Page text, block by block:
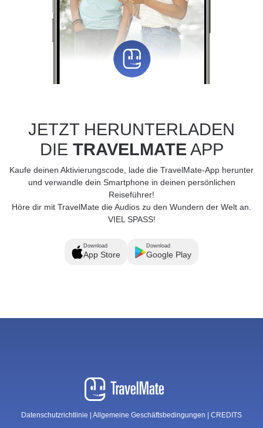
JETZT HERUNTERLADEN
DIE TRAVELMATEAPP
Kaufe deinen Aktivierungscode, lade die TravelMate-App herunter
und verwandle dein Smartphone in deinen persönlichen
Reiseführer!
Höre dir mit TravelMate die Audios zu den Wundern der Welt an.
VIEL SPASS!
Download
App Store
Download
Google Play
Datenschutzrichtlinie Allgemeine Geschäftsbedingungen CREDITS